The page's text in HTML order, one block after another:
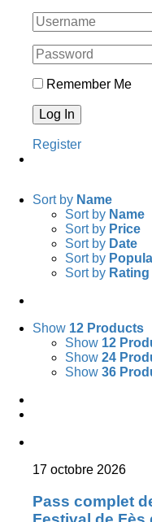
Remember Me
Register
Sort by Name
Sort by Name
Sort by Price
Sort by Date
Sort by
Sort by Rating
Show 12 Products
Show 12
Show 24
Show 36
17 octobre 2026
Pass complet